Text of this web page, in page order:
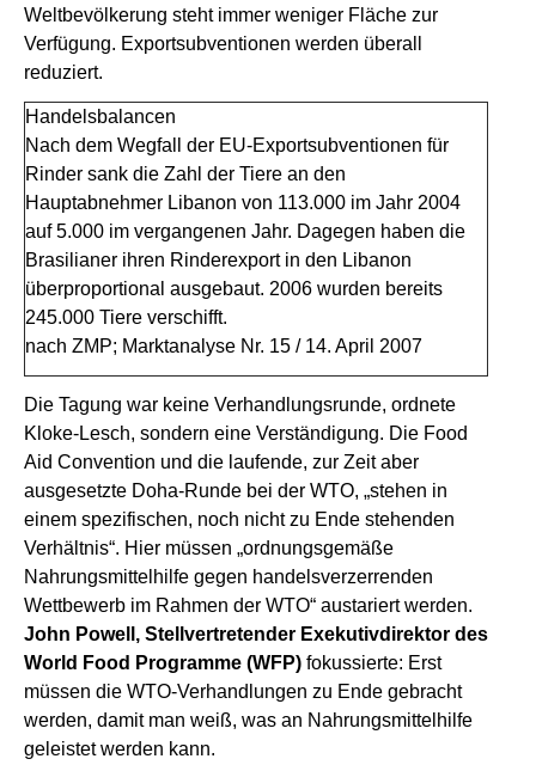
Weltbevölkerung steht immer weniger Fläche zur
Verfügung. Exportsubventionen werden überall
reduziert.
Handelsbalancen
Nach dem Wegfall der EU-Exportsubventionen für
Rinder sank die Zahl der Tiere an den
Hauptabnehmer Libanon von 113.000 im Jahr 2004
auf 5.000 im vergangenen Jahr. Dagegen haben die
Brasilianer ihren Rinderexport in den Libanon
überproportional ausgebaut. 2006 wurden bereits
245.000 Tiere verschifft.
nach ZMP; Marktanalyse Nr. 15 / 14. April 2007
Die Tagung war keine Verhandlungsrunde, ordnete
Kloke-Lesch, sondern eine Verständigung. Die Food
Aid Convention und die laufende, zur Zeit aber
ausgesetzte Doha-Runde bei der WTO, „stehen in
einem spezifischen, noch nicht zu Ende stehenden
Verhältnis“. Hier müssen „ordnungsgemäße
Nahrungsmittelhilfe gegen handelsverzerrenden
Wettbewerb im Rahmen der WTO“ austariert werden.
John Powell, Stellvertretender Exekutivdirektor des
World Food Programme (WFP) fokussierte: Erst
müssen die WTO-Verhandlungen zu Ende gebracht
werden, damit man weiß, was an Nahrungsmittelhilfe
geleistet werden kann.